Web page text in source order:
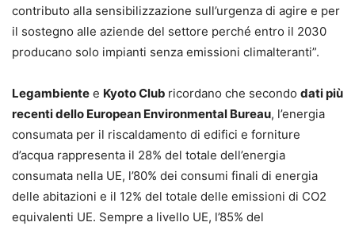
contributo alla sensibilizzazione sull’urgenza di agire e per
il sostegno alle aziende del settore perché entro il 2030
producano solo impianti senza emissioni climalteranti”.
Legambiente e Kyoto Club ricordano che secondo dati più
recenti dello European Environmental Bureau, l’energia
consumata per il riscaldamento di edifici e forniture
d’acqua rappresenta il 28% del totale dell’energia
consumata nella UE, l’80% dei consumi finali di energia
delle abitazioni e il 12% del totale delle emissioni di CO2
equivalenti UE. Sempre a livello UE, l’85% del